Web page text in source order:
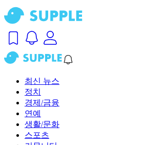
최신 뉴스
정치
경제/금융
연예
생활/문화
스포츠